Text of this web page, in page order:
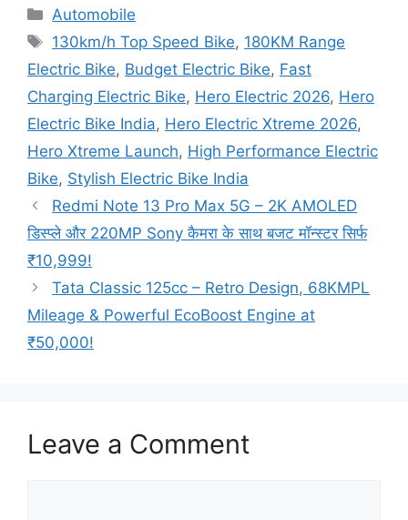
Categories
Automobile
Tags
130km/h Top Speed Bike, 180KM Range
Electric Bike, Budget Electric Bike, Fast
Charging Electric Bike, Hero Electric 2026, Hero
Electric Bike India, Hero Electric Xtreme 2026,
Hero Xtreme Launch, High Performance Electric
Bike, Stylish Electric Bike India
Redmi Note 13 Pro Max 5G – 2K AMOLED
डिस्प्ले और 220MP Sony कैमरा के साथ बजट मॉन्स्टर सिर्फ
₹10,999!
Tata Classic 125cc – Retro Design, 68KMPL
Mileage & Powerful EcoBoost Engine at
₹50,000!
Leave a Comment